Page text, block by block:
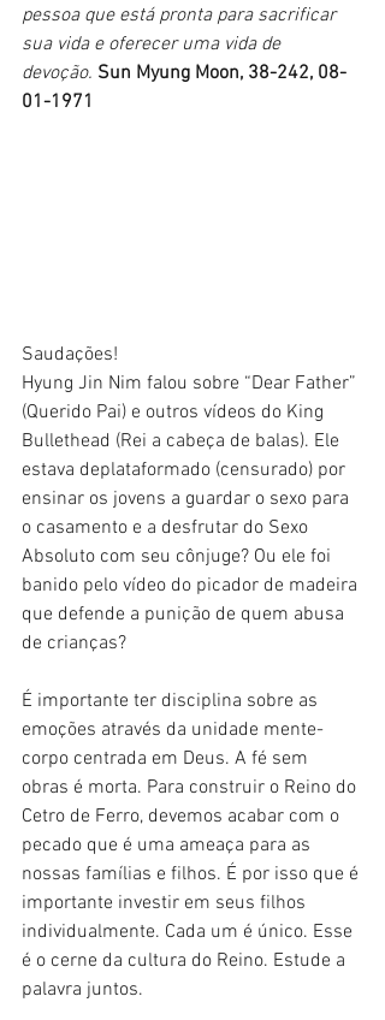
pessoa que está pronta para sacrificar
sua vida e oferecer uma vida de
devoção. Sun Myung Moon, 38-242, 08-
01-1971
Saudações!
Hyung Jin Nim falou sobre “Dear Father”
(Querido Pai) e outros vídeos do King
Bullethead (Rei a cabeça de balas). Ele
estava deplataformado (censurado) por
ensinar os jovens a guardar o sexo para
o casamento e a desfrutar do Sexo
Absoluto com seu cônjuge? Ou ele foi
banido pelo vídeo do picador de madeira
que defende a punição de quem abusa
de crianças?
É importante ter disciplina sobre as
emoções através da unidade mente-
corpo centrada em Deus. A fé sem
obras é morta. Para construir o Reino do
Cetro de Ferro, devemos acabar com o
pecado que é uma ameaça para as
nossas famílias e filhos. É por isso que é
importante investir em seus filhos
individualmente. Cada um é único. Esse
é o cerne da cultura do Reino. Estude a
palavra juntos.